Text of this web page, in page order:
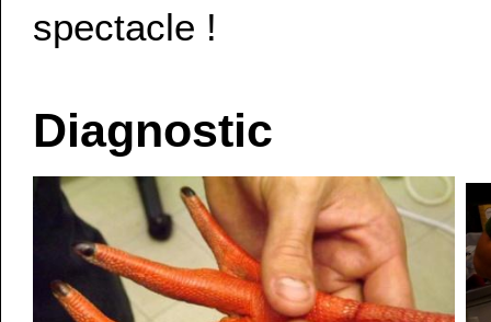
spectacle !
Diagnostic